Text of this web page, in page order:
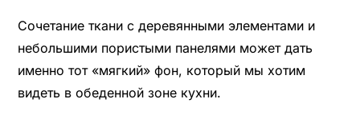
Сочетание ткани с деревянными элементами и
небольшими пористыми панелями может дать
именно тот «мягкий» фон, который мы хотим
видеть в обеденной зоне кухни.